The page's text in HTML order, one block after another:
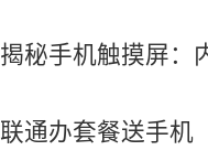
揭秘手机触摸屏：
联通办套餐送手机